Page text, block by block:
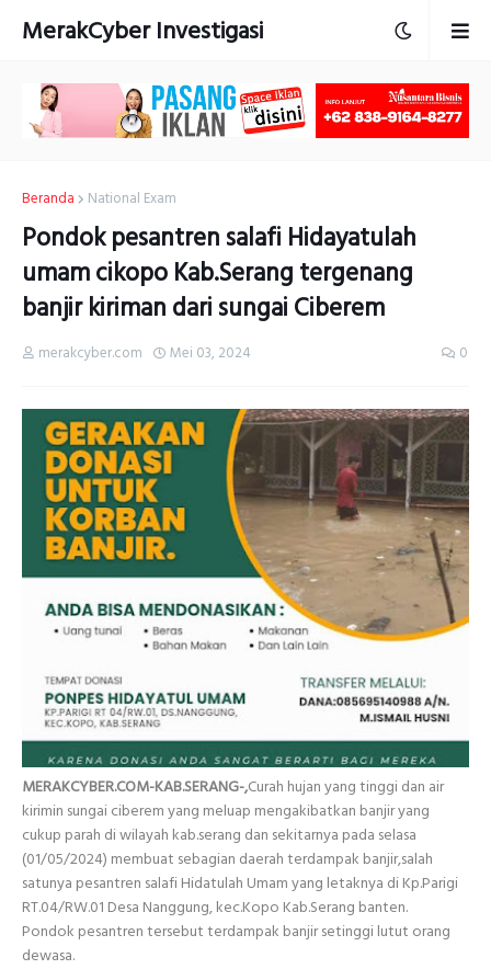
MerakCyber Investigasi
Beranda National Exam
Pondok pesantren salafi Hidayatulah
umam cikopo Kab.Serang tergenang
banjir kiriman dari sungai Ciberem
merakcyber.com Mei 03, 2024 0
MERAKCYBER.COM-KAB.SERANG-,Curah hujan yang tinggi dan air
kirimin sungai ciberem yang meluap mengakibatkan banjir yang
cukup parah di wilayah kab.serang dan sekitarnya pada selasa
(01/05/2024) membuat sebagian daerah terdampak banjir,salah
satunya pesantren salafi Hidatulah Umam yang letaknya di Kp.Parigi
RT.04/RW.01 Desa Nanggung, kec.Kopo Kab.Serang banten.
Pondok pesantren tersebut terdampak banjir setinggi lutut orang
dewasa.